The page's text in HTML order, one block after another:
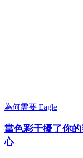
為何需要 Eagle
當色彩干擾了你
心